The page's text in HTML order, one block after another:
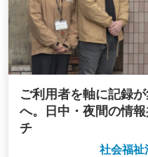
ご利用者を軸に記録
へ。日中・夜間の情
チ
社会福祉